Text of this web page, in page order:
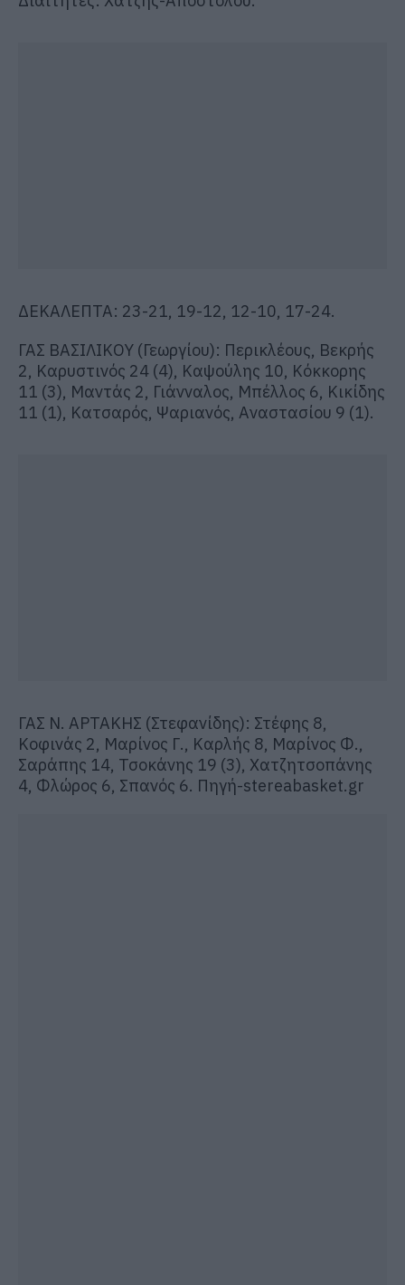
ΔΕΚΑΛΕΠΤΑ: 23-21, 19-12, 12-10, 17-24.
ΓΑΣ ΒΑΣΙΛΙΚΟΥ (Γεωργίου): Περικλέους, Βεκρής
2, Καρυστινός 24 (4), Καψούλης 10, Κόκκορης
11 (3), Μαντάς 2, Γιάνναλος, Μπέλλος 6, Κικίδης
11 (1), Κατσαρός, Ψαριανός, Αναστασίου 9 (1).
ΓΑΣ Ν. ΑΡΤΑΚΗΣ (Στεφανίδης): Στέφης 8,
Κοφινάς 2, Μαρίνος Γ., Καρλής 8, Μαρίνος Φ.,
Σαράπης 14, Τσοκάνης 19 (3), Χατζητσοπάνης
4, Φλώρος 6, Σπανός 6. Πηγή-stereabasket.gr